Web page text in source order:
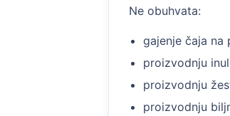
Ne obuhvata:
gajenje čaja na
proizvodnju
proizvodnju
proizvodnju